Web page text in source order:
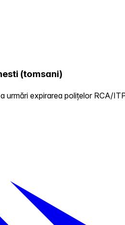
(tomsani)
urmări expirarea polițelor RCA/